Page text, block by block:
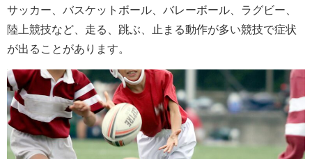
サッカー、バスケットボール、バレーボール、ラグビー、
陸上競技など、走る、跳ぶ、止まる動作が多い競技で症状
が出ることがあります。